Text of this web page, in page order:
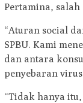
Pertamina, salah
“Aturan social
SPBU. Kami
dan antara
penyebaran
“Tidak hanya